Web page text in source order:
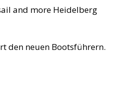
and more Heidelberg
den neuen Bootsführern.